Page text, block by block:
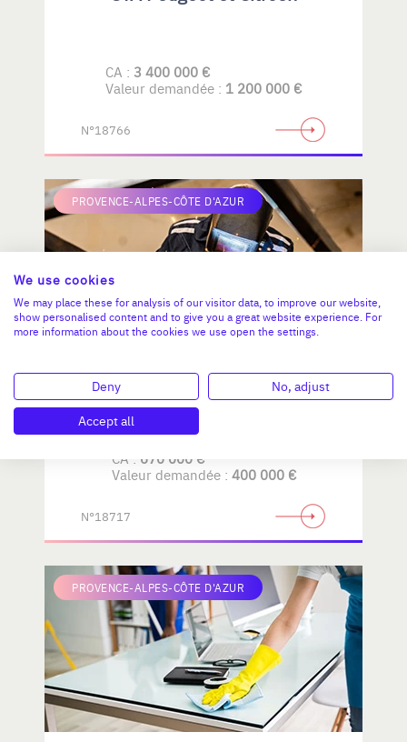
CA : 3 400 000 €
Valeur demandée : 1 200 000 €
N°18766
PROVENCE-ALPES-CÔTE D'AZUR
Menuiserie métallique et
serrurerie
CA : 670 000 €
Valeur demandée : 400 000 €
N°18717
PROVENCE-ALPES-CÔTE D'AZUR
We use cookies
We may place these for analysis of our visitor data, to improve our website,
show personalised content and to give you a great website experience. For
more information about the cookies we use open the settings.
Deny
No, adjust
Accept all